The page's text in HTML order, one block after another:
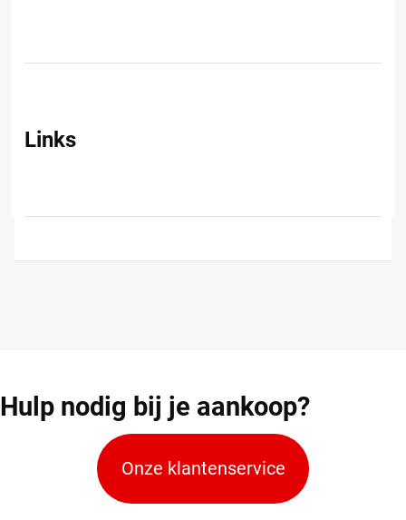
Links
Hulp nodig bij je aankoop?
Onze klantenservice